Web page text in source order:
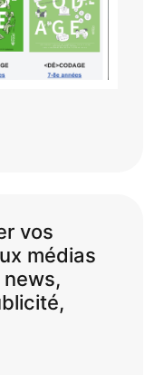
vos
médias
news,